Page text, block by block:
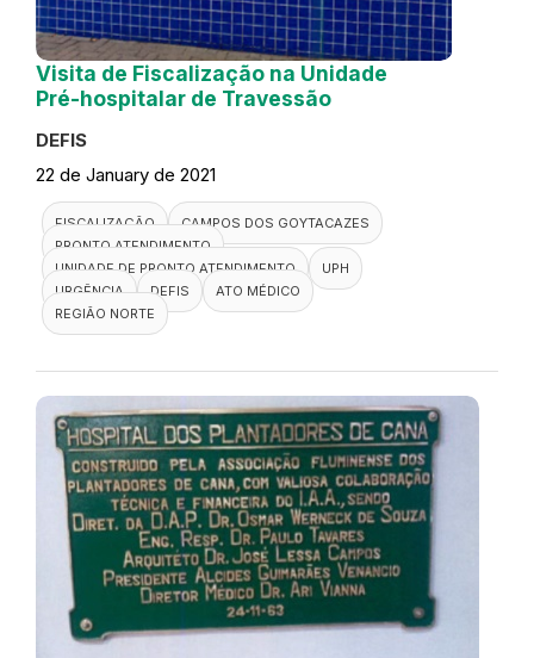
Visita de Fiscalização na Unidade
Pré-hospitalar de Travessão
DEFIS
22 de January de 2021
FISCALIZAÇÃO
CAMPOS DOS GOYTACAZES
PRONTO ATENDIMENTO
UNIDADE DE PRONTO ATENDIMENTO
UPH
URGÊNCIA
DEFIS
ATO MÉDICO
REGIÃO NORTE